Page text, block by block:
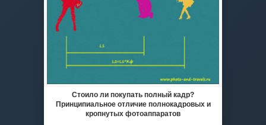
Стоило ли покупать полный кадр?
Принципиальное отличие полнокадровых и
кропнутых фотоаппаратов